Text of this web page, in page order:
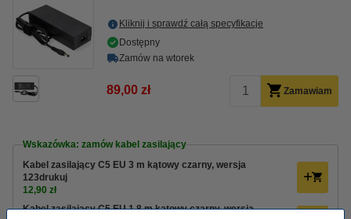
Kliknij i sprawdź całą specyfikacje
Dostępny
Zamów na wtorek
89,00 zł Zamawiam
Wskazówka: zamów kabel zasilający
Kabel zasilający C5 EU 3 m kątowy czarny, wersja
123drukuj
12,90 zł
Kabel zasilający C5 EU 1,8 m kątowy czarny, wersja